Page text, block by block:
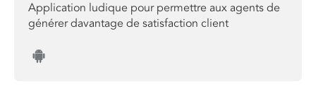
Application ludique pour permettre aux agents de
générer davantage de satisfaction client